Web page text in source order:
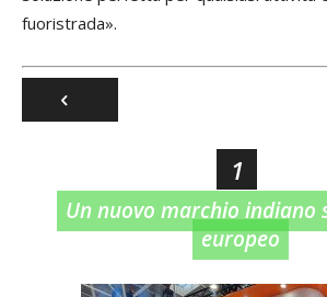
fuoristrada».
1
Un nuovo marchio indiano
europeo